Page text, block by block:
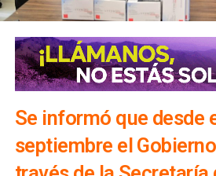
Se informó que desde
septiembre el